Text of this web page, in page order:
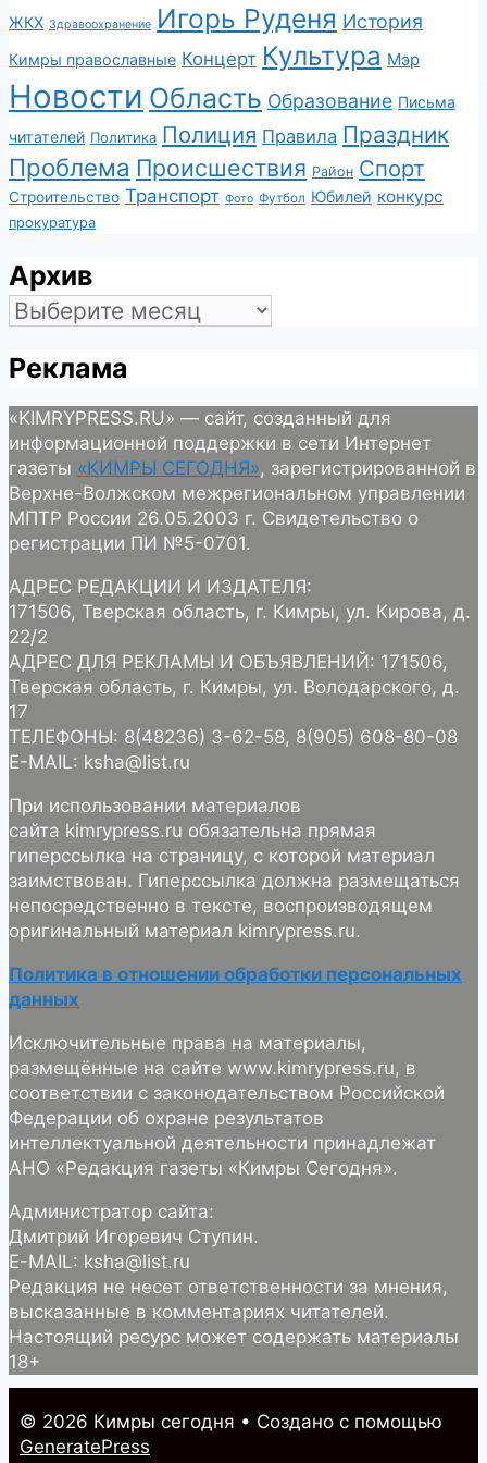
ЖКХ Здравоохранение Игорь Руденя История
Кимры православные Концерт Культура Мэр
Новости Область Образование Письма
читателей Политика Полиция Правила Праздник
Проблема Происшествия Район Спорт
Строительство Транспорт Фото Футбол Юбилей конкурс
прокуратура
Архив
Архив
Реклама
«KIMRYPRESS.RU» — сайт, созданный для
информационной поддержки в сети Интернет
газеты «КИМРЫ СЕГОДНЯ», зарегистрированной в
Верхне-Волжском межрегиональном управлении
МПТР России 26.05.2003 г. Свидетельство о
регистрации ПИ №5-0701.
АДРЕС РЕДАКЦИИ И ИЗДАТЕЛЯ:
171506, Тверская область, г. Кимры, ул. Кирова, д.
22/2
АДРЕС ДЛЯ РЕКЛАМЫ И ОБЪЯВЛЕНИЙ: 171506,
Тверская область, г. Кимры, ул. Володарского, д.
17
ТЕЛЕФОНЫ: 8(48236) 3-62-58, 8(905) 608-80-08
E-MAIL: ksha@list.ru
При использовании материалов
сайта kimrypress.ru обязательна прямая
гиперссылка на страницу, с которой материал
заимствован. Гиперссылка должна размещаться
непосредственно в тексте, воспроизводящем
оригинальный материал kimrypress.ru.
Политика в отношении обработки персональных
данных
Исключительные права на материалы,
размещённые на сайте www.kimrypress.ru, в
соответствии с законодательством Российской
Федерации об охране результатов
интеллектуальной деятельности принадлежат
АНО «Редакция газеты «Кимры Сегодня».
Администратор сайта:
Дмитрий Игоревич Ступин.
E-MAIL: ksha@list.ru
Редакция не несет ответственности за мнения,
высказанные в комментариях читателей.
Настоящий ресурс может содержать материалы
18+
© 2026 Кимры cегодня • Создано с помощью
GeneratePress